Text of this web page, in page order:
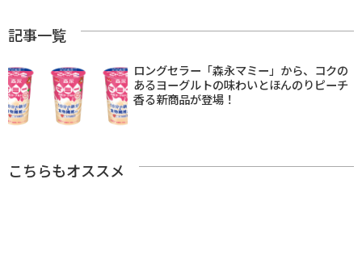
記事一覧
ロングセラー「森永マミー」から、コクの
あるヨーグルトの味わいとほんのりピーチ
香る新商品が登場！
こちらもオススメ